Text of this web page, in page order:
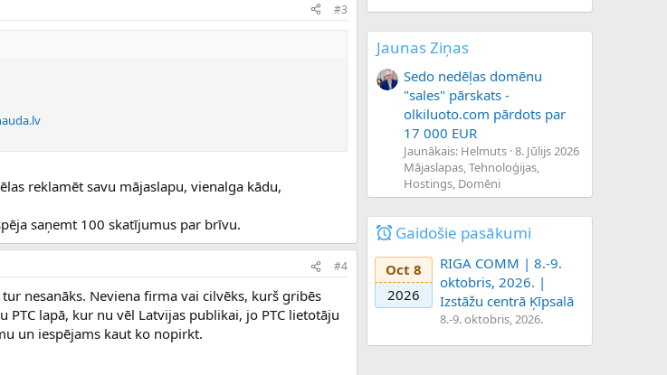
#3
reklamēt savu mājaslapu, vienalga kādu,
saņemt 100 skatījumus par brīvu.
#4
nesanāks. Neviena firma vai cilvēks, kurš gribēs
lapā, kur nu vēl Latvijas publikai, jo PTC lietotāju
un iespējams kaut ko nopirkt.
Jaunas Ziņas
Sedo nedēļas domēnu
"sales" pārskats -
olkiluoto.com pārdots par
17 000 EUR
Jaunākais: Helmuts 8. Jūlijs 2026
Mājaslapas, Tehnoloģijas,
Hostings, Domēni
Gaidošie pasākumi
Oct 8
2026
RIGA COMM | 8.-9.
oktobris, 2026. |
Izstāžu centrā Ķīpsalā
8.-9. oktobris, 2026.